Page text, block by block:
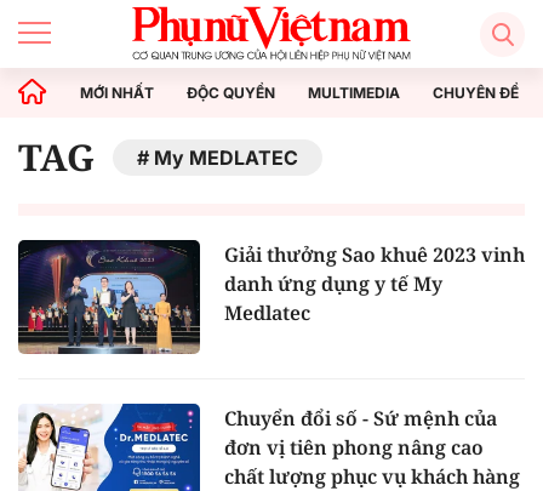
MỚI NHẤT ĐỘC QUYỀN MULTIMEDIA CHUYÊN ĐỀ
TAG My MEDLATEC
Giải thưởng Sao khuê 2023 vinh
danh ứng dụng y tế My
Medlatec
Chuyển đổi số - Sứ mệnh của
đơn vị tiên phong nâng cao
chất lượng phục vụ khách hàng